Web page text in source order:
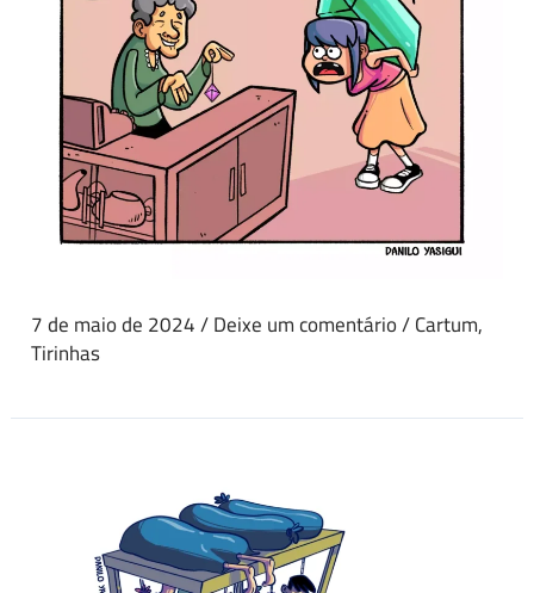
7 de maio de 2024/Deixe um comentário/Cartum,
Tirinhas